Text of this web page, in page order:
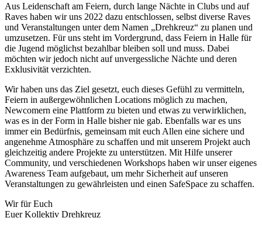
Aus Leidenschaft am Feiern, durch lange Nächte in Clubs und auf
Raves haben wir uns 2022 dazu entschlossen, selbst diverse Raves
und Veranstaltungen unter dem Namen „Drehkreuz“ zu planen und
umzusetzen. Für uns steht im Vordergrund, dass Feiern in Halle für
die Jugend möglichst bezahlbar bleiben soll und muss. Dabei
möchten wir jedoch nicht auf unvergessliche Nächte und deren
Exklusivität verzichten.
Wir haben uns das Ziel gesetzt, euch dieses Gefühl zu vermitteln,
Feiern in außergewöhnlichen Locations möglich zu machen,
Newcomern eine Plattform zu bieten und etwas zu verwirklichen,
was es in der Form in Halle bisher nie gab. Ebenfalls war es uns
immer ein Bedürfnis, gemeinsam mit euch Allen eine sichere und
angenehme Atmosphäre zu schaffen und mit unserem Projekt auch
gleichzeitig andere Projekte zu unterstützen. Mit Hilfe unserer
Community, und verschiedenen Workshops haben wir unser eigenes
Awareness Team aufgebaut, um mehr Sicherheit auf unseren
Veranstaltungen zu gewährleisten und einen SafeSpace zu schaffen.
Wir für Euch
Euer Kollektiv Drehkreuz